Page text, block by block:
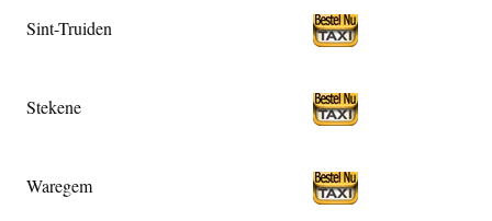
Sint-Truiden
Stekene
Waregem